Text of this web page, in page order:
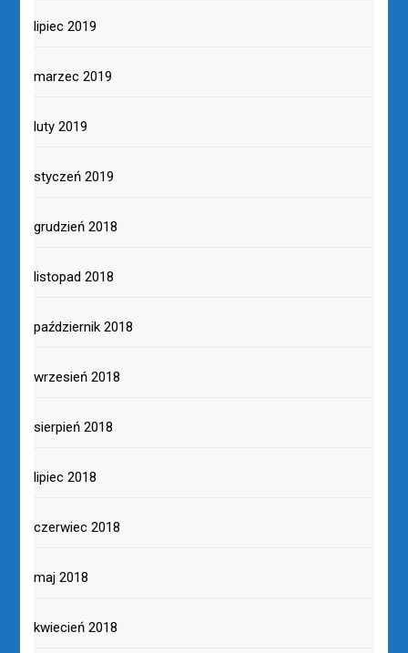
lipiec 2019
marzec 2019
luty 2019
styczeń 2019
grudzień 2018
listopad 2018
październik 2018
wrzesień 2018
sierpień 2018
lipiec 2018
czerwiec 2018
maj 2018
kwiecień 2018